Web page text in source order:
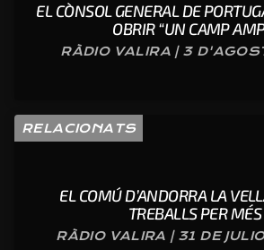
EL CÒNSOL GENERAL DE
OBRIR “UN CAMP
RÀDIO VALIRA | 3
RELACIONATS
EL COMÚ D’ANDORRA LA
TREBALLS PER MÉS
RÀDIO VALIRA | 31 DE